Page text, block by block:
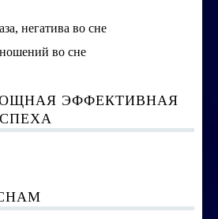
негатива во сне
во сне
ЭФФЕКТИВНАЯ